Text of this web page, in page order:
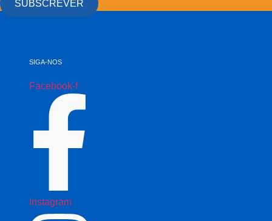
SUBSCREVER
SIGA-NOS
Facebook-f
Instagram